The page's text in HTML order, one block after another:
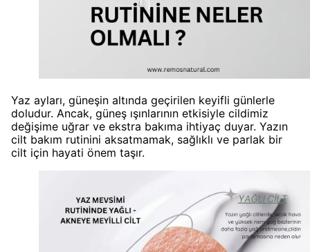
Yaz ayları, güneşin altında geçirilen keyifli günlerle
doludur. Ancak, güneş ışınlarının etkisiyle cildimiz
değişime uğrar ve ekstra bakıma ihtiyaç duyar. Yazın
cilt bakım rutinini aksatmamak, sağlıklı ve parlak bir
cilt için hayati önem taşır.